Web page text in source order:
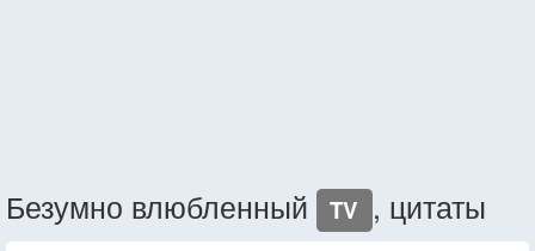
Безумно влюбленный TV , цитаты